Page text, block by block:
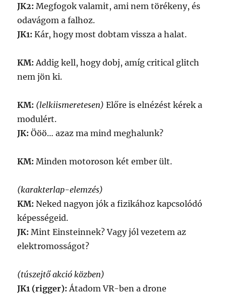
JK2: Megfogok valamit, ami nem törékeny, és
odavágom a falhoz.
JK1: Kár, hogy most dobtam vissza a halat.
KM: Addig kell, hogy dobj, amíg critical glitch
nem jön ki.
KM: (lelkiismeretesen) Előre is elnézést kérek a
modulért.
JK: Ööö… azaz ma mind meghalunk?
KM: Minden motoroson két ember ült.
(karakterlap-elemzés)
KM: Neked nagyon jók a fizikához kapcsolódó
képességeid.
JK: Mint Einsteinnek? Vagy jól vezetem az
elektromosságot?
(túszejtő akció közben)
JK1 (rigger): Átadom VR-ben a drone